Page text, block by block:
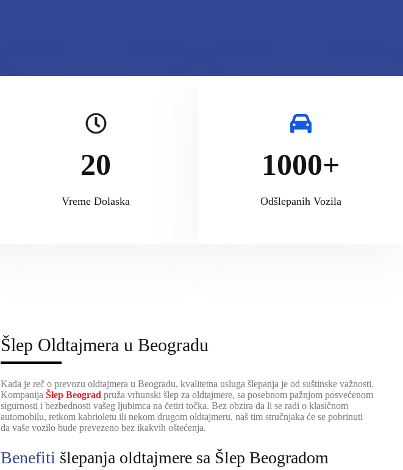
20
Vreme Dolaska
1000+
Odšlepanih Vozila
Šlep Oldtajmera u Beogradu
Kada je reč o prevozu oldtajmera u Beogradu, kvalitetna usluga šlepanja je od suštinske važnosti.
Kompanija Šlep Beograd pruža vrhunski šlep za oldtajmere, sa posebnom pažnjom posvećenom
sigurnosti i bezbednosti vašeg ljubimca na četiri točka. Bez obzira da li se radi o klasičnom
automobilu, retkom kabrioletu ili nekom drugom oldtajmeru, naš tim stručnjaka će se pobrinuti
da vaše vozilo bude prevezeno bez ikakvih oštećenja.
Benefiti šlepanja oldtajmere sa Šlep Beogradom